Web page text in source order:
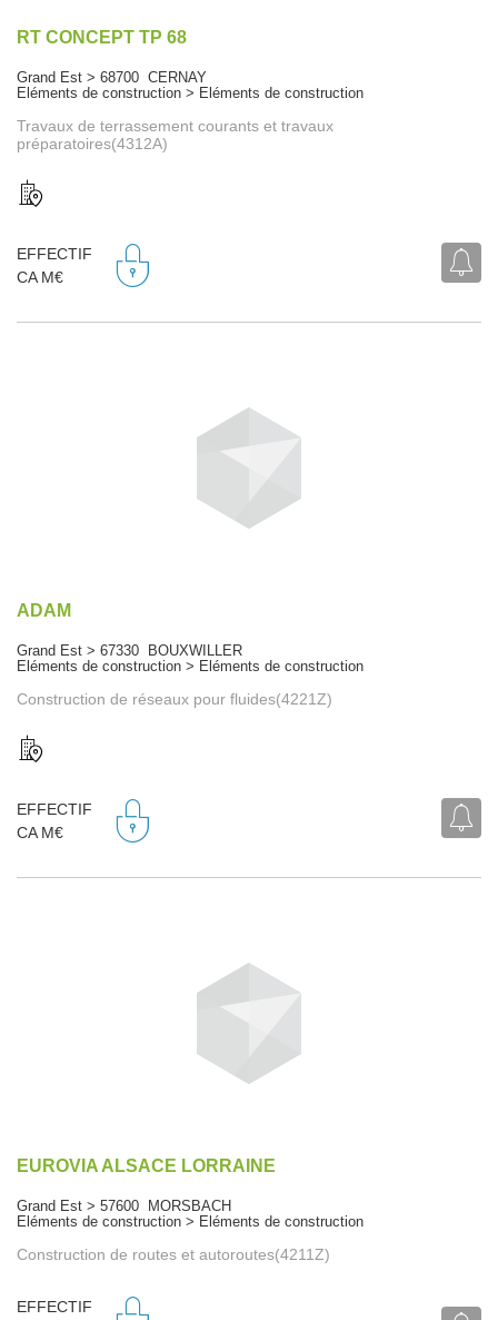
RT CONCEPT TP 68
Grand Est > 68700 CERNAY
Eléments de construction > Eléments de construction
Travaux de terrassement courants et travaux
préparatoires(4312A)
EFFECTIF
CA M€
ADAM
Grand Est > 67330 BOUXWILLER
Eléments de construction > Eléments de construction
Construction de réseaux pour fluides(4221Z)
EFFECTIF
CA M€
EUROVIA ALSACE LORRAINE
Grand Est > 57600 MORSBACH
Eléments de construction > Eléments de construction
Construction de routes et autoroutes(4211Z)
EFFECTIF